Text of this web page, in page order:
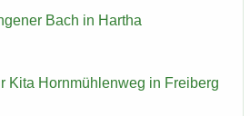
Bach in Har­tha
Kita Horn­müh­len­weg in Frei­berg